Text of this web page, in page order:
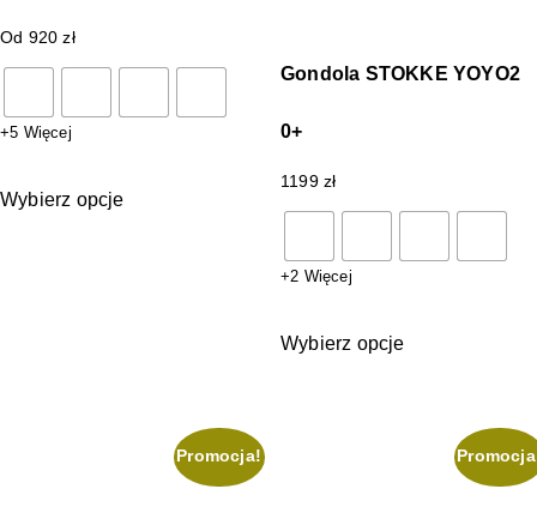
Od 920zł
+5 Więcej
Wybierz opcje
Gondola STOKKE YOYO2
0+
1199 zł
+2 Więcej
Wybierz opcje
Promocja!